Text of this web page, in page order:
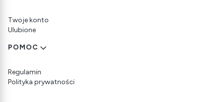
Twoje konto
Ulubione
POMOC
Regulamin
Polityka prywatności